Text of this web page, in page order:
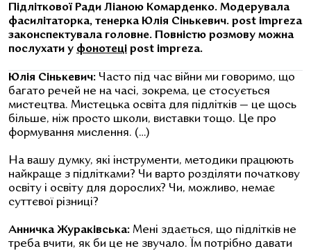
Підліткової Ради Ліаною Комарденко. Модерувала
фасилітаторка, тенерка Юлія Сінькевич. post impreza
законспектувала головне. Повністю розмову можна
послухати у фонотеці post impreza.
Юлія Сінькевич: Часто під час війни ми говоримо, що
багато речей не на часі, зокрема, це стосується
мистецтва. Мистецька освіта для підлітків — це щось
більше, ніж просто школи, виставки тощо. Це про
формування мислення. (…)
На вашу думку, які інструменти, методики працюють
найкраще з підлітками? Чи варто розділяти початкову
освіту і освіту для дорослих? Чи, можливо, немає
суттєвої різниці?
Анничка Жураківська: Мені здається, що підлітків не
треба вчити, як би це не звучало. Їм потрібно давати